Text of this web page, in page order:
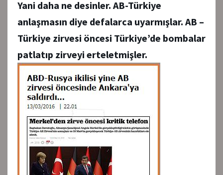
Yani daha ne desinler. AB-Türkiye
anlaşmasın diye defalarca uyarmışlar. AB –
Türkiye zirvesi öncesi Türkiye’de bombalar
patlatıp zirveyi erteletmişler.